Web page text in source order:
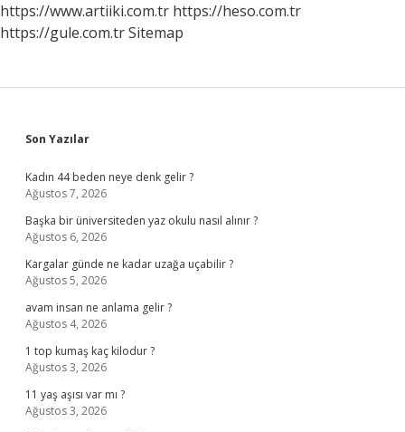
https://www.artiiki.com.tr https://heso.com.tr
https://gule.com.trSitemap
Sidebar
Son Yazılar
Kadın 44 beden neye denk gelir ?
Ağustos 7, 2026
Başka bir üniversiteden yaz okulu nasıl alınır ?
Ağustos 6, 2026
Kargalar günde ne kadar uzağa uçabilir ?
Ağustos 5, 2026
avam insan ne anlama gelir ?
Ağustos 4, 2026
1 top kumaş kaç kilodur ?
Ağustos 3, 2026
11 yaş aşısı var mı ?
Ağustos 3, 2026